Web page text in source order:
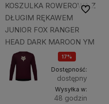
KOSZULKA ROWEROWA Z
DŁUGIM RĘKAWEM
JUNIOR FOX RANGER
HEAD DARK MAROON YM
17%
OKAZJA
Dostępność:
dostępny
Wysyłka w:
48 godzin
Do